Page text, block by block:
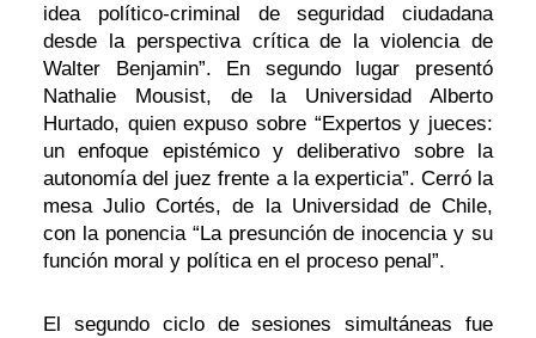
idea político-criminal de seguridad ciudadana
desde la perspectiva crítica de la violencia de
Walter Benjamin”. En segundo lugar presentó
Nathalie Mousist, de la Universidad Alberto
Hurtado, quien expuso sobre “Expertos y jueces:
un enfoque epistémico y deliberativo sobre la
autonomía del juez frente a la experticia”. Cerró la
mesa Julio Cortés, de la Universidad de Chile,
con la ponencia “La presunción de inocencia y su
función moral y política en el proceso penal”.
El segundo ciclo de sesiones simultáneas fue